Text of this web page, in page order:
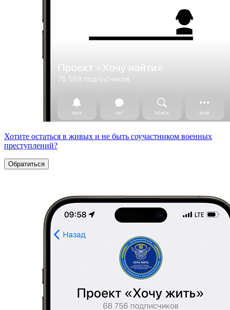
Хотите остаться в живых и не быть соучастником военных
преступлений?
Обратиться